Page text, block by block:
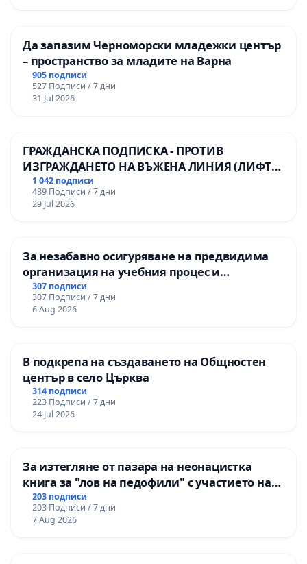
Да запазим Черноморски младежки център
– пространство за младите на Варна
905 подписи
527 Подписи / 7 дни
31 Jul 2026
ГРАЖДАНСКА ПОДПИСКА - ПРОТИВ
ИЗГРАЖДАНЕТО НА ВЪЖЕНА ЛИНИЯ (ЛИФТ)
НА ТЕРИТОРИЯТА НА ПРИРОДНА
ЗАБЕЛЕЖИТЕЛНОСТ „ХЪЛМ НА
ОСВОБОДИТЕЛИТЕ“ (БУНАРДЖИК)
1 042 подписи
489 Подписи / 7 дни
29 Jul 2026
За незабавно осигуряване на предвидима
организация на учебния процес и
гарантиране на правото на равнопоставено
и качествено образование на учениците от
ОУ „Княз Александър I“ и Хуманитарна
307 подписи
307 Подписи / 7 дни
6 Aug 2026
В подкрепа на създаването на Общностен
център в село Църква
314 подписи
223 Подписи / 7 дни
24 Jul 2026
За изтегляне от пазара на неонацистка
книга за "лов на педофили" с участието на
деца
203 подписи
203 Подписи / 7 дни
7 Aug 2026